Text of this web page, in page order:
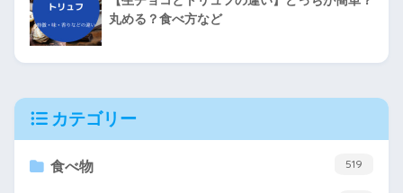
丸める？食べ方など
カテゴリー
食べ物 519